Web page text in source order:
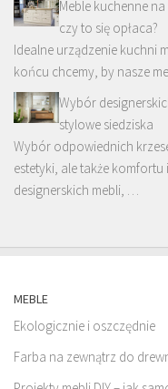
Meble kuchenne
czy to się opłaca?
Idealne urządzenie kuchni
końcu chcemy, by nasze
Wybór
stylowe siedziska
Wybór odpowiednich
estetyki, ale także
designerskich mebli, …
MEBLE
Ekologicznie i oszczędnie
Farba na zewnątrz do